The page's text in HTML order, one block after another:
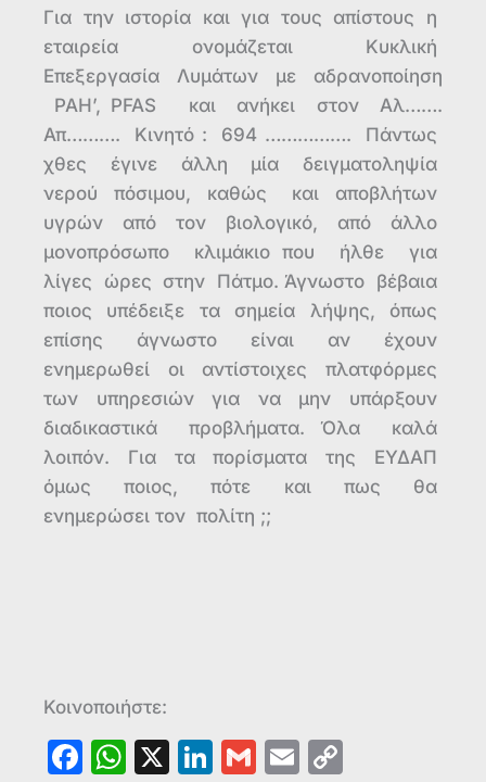
Για την ιστορία και για τους απίστους η
εταιρεία ονομάζεται Κυκλική
Επεξεργασία Λυμάτων με αδρανοποίηση
PAH’, PFAS και ανήκει στον Αλ…….
Απ………. Κινητό : 694 ……………. Πάντως
χθες έγινε άλλη μία δειγματοληψία
νερού πόσιμου, καθώς και αποβλήτων
υγρών από τον βιολογικό, από άλλο
μονοπρόσωπο κλιμάκιο που ήλθε για
λίγες ώρες στην Πάτμο. Άγνωστο βέβαια
ποιος υπέδειξε τα σημεία λήψης, όπως
επίσης άγνωστο είναι αν έχουν
ενημερωθεί οι αντίστοιχες πλατφόρμες
των υπηρεσιών για να μην υπάρξουν
διαδικαστικά προβλήματα. Όλα καλά
λοιπόν. Για τα πορίσματα της ΕΥΔΑΠ
όμως ποιος, πότε και πως θα
ενημερώσει τον πολίτη ;;
Κοινοποιήστε:
F
W X
Li G
E